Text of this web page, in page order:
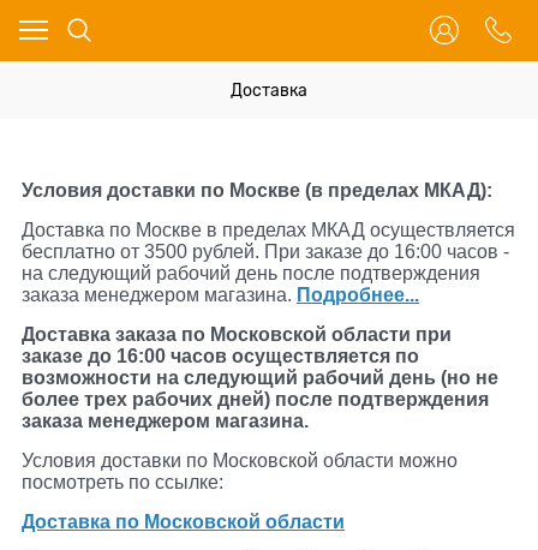
Доставка
Условия доставки по Москве (в пределах МКАД):
Доставка по Москве в пределах МКАД осуществляется
бесплатно от 3500 рублей. При заказе до 16:00 часов -
на следующий рабочий день после подтверждения
заказа менеджером магазина. Подробнее...
Доставка заказа по Московской области при
заказе до 16:00 часов осуществляется по
возможности на следующий рабочий день (но не
более трех рабочих дней) после подтверждения
заказа менеджером магазина.
Условия доставки по Московской области можно
посмотреть по ссылке:
Доставка по Московской области